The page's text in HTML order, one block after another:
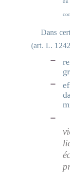
Dans
(art. L.